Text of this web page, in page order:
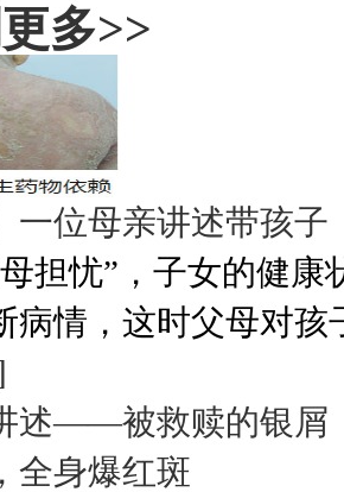
更多>>
一位母亲讲述带孩子
担忧”，子女的健康
病情，这时父母对
述——被救赎的银屑
全身爆红斑